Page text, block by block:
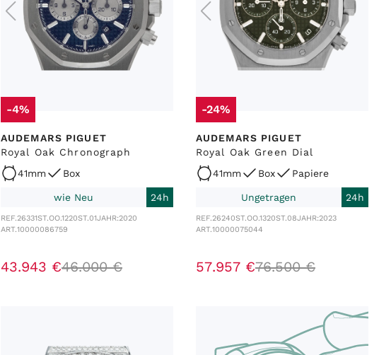
-4%
AUDEMARS PIGUET
Royal Oak Chronograph
41mm
Box
wie Neu 24h
REF.26331ST.OO.1220ST.01JAHR:2020
ART.10000086759
43.943 €46.000 €
-24%
AUDEMARS PIGUET
Royal Oak Green Dial
41mm
Box Papiere
Ungetragen 24h
REF.26240ST.OO.1320ST.08JAHR:2023
ART.10000075044
57.957 €76.500 €